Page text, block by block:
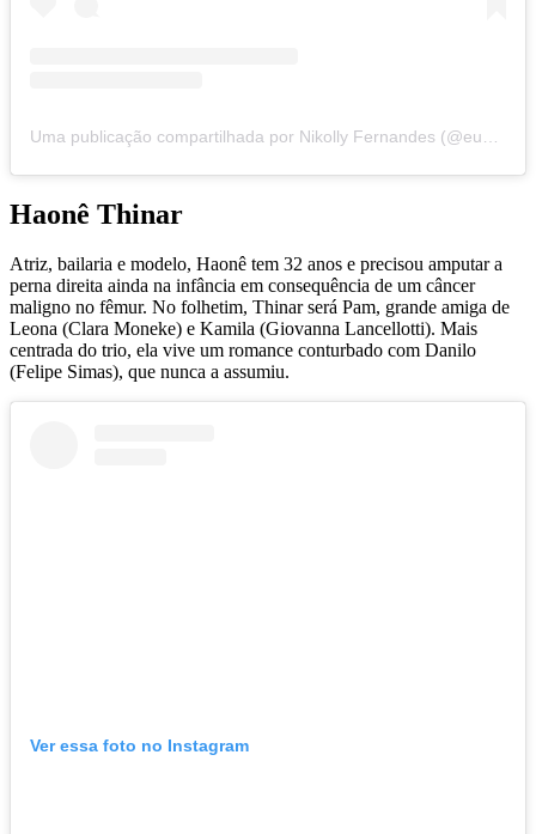
Haonê Thinar
Atriz, bailaria e modelo, Haonê tem 32 anos e precisou amputar a
perna direita ainda na infância em consequência de um câncer
maligno no fêmur. No folhetim, Thinar será Pam, grande amiga de
Leona (Clara Moneke) e Kamila (Giovanna Lancellotti). Mais
centrada do trio, ela vive um romance conturbado com Danilo
(Felipe Simas), que nunca a assumiu.
Ver essa foto no Instagram